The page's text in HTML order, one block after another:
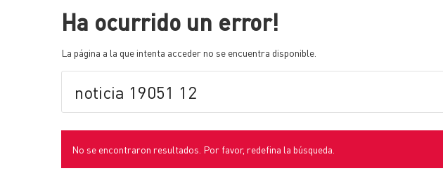
Ha ocurrido un error!
La página a la que intenta acceder no se encuentra disponible.
No se encontraron resultados. Por favor, redefina la búsqueda.